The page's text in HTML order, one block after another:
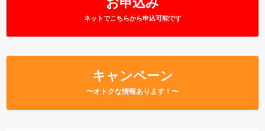
サイズ料金
店舗内案内
ネットでこちらから申込可能です
キャンペーン
〜オトクな情報あります！〜